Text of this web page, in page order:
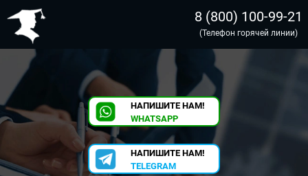
8 (800) 100-99-21
(Телефон горячей линии)
НАПИШИТЕ НАМ!
WHATSAPP
НАПИШИТЕ НАМ!
TELEGRAM